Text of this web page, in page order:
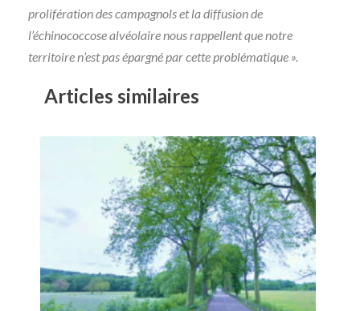
prolifération des campagnols et la diffusion de
l’échinococcose alvéolaire nous rappellent que notre
territoire n’est pas épargné par cette problématique ».
Articles similaires